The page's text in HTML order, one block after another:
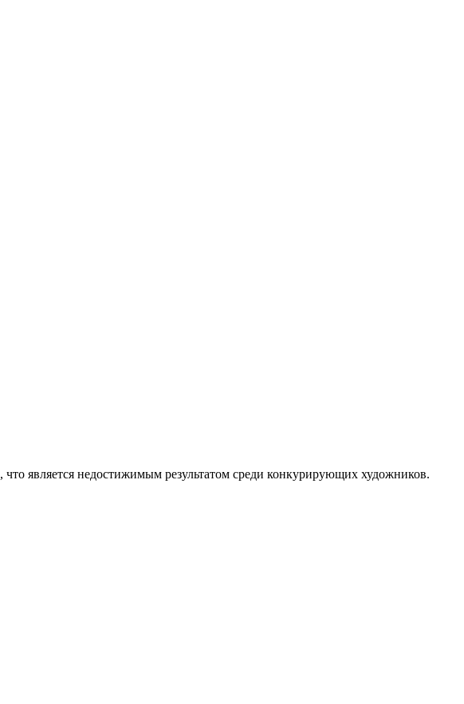
, что является недостижимым результатом среди конкурирующих художников.